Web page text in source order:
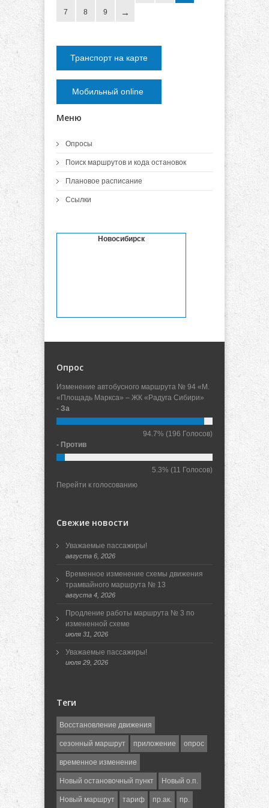
7 8 9
Транспорт на карте
Мобильный online
Меню
Опросы
Поиск маршрутов и кода остановок
Плановое расписание
Ссылки
Новосибирск
Опрос
Изменение автобусного маршрута № 94 «М.
«Площадь Маркса» – ЖК «Радуга Сибири»
- За
94.7% (196 Голосов)
- Против
5.3% (11 Голосов)
Перейти к голосованию
Свежие новости
Уважаемые пассажиры!
августа 6, 2026
Временное изменение схемы движения
трамвайного маршрута № 13
августа 4, 2026
Продление работы маршрута № 3 по
измененной схеме
июля 31, 2026
Уважаемые пассажиры!
июля 29, 2026
Теги
Восстановление движения
сезонный маршрут приложение опрос
временное изменение
Новый остановочный пункт Новый о.п.
Новый маршрут тариф пр.ак. пр.